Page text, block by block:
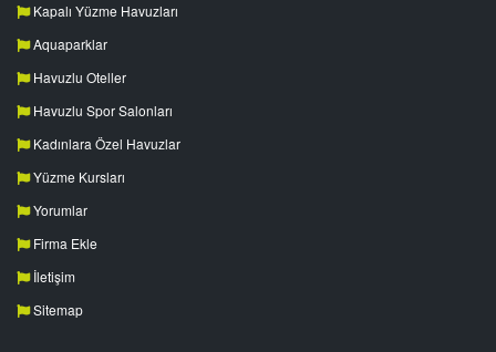
Kapalı Yüzme Havuzları
Aquaparklar
Havuzlu Oteller
Havuzlu Spor Salonları
Kadınlara Özel Havuzlar
Yüzme Kursları
Yorumlar
Firma Ekle
İletişim
Sitemap